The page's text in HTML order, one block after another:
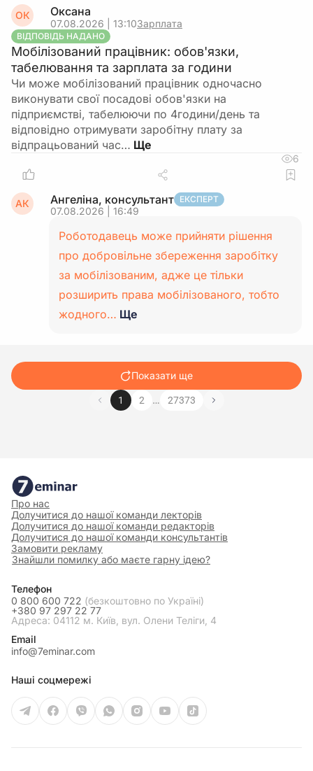
ОК Оксана
07.08.2026 | 13:10Зарплата
ВІДПОВІДЬ НАДАНО
Мобілізований працівник: обов'язки,
табелювання та зарплата за години
Чи може мобілізований працівник одночасно
виконувати свої посадові обов'язки на
підприємстві, табелюючи по 4години/день та
відповідно отримувати заробітну плату за
відпрацьований час…
6
АК Ангеліна, консультант ЕКСПЕРТ
07.08.2026 | 16:49
Роботодавець може прийняти рішення
про добровільне збереження заробітку
за мобілізованим, адже це тільки
розширить права мобілізованого, тобто
жодного… Ще
Показати ще
1 2 … 27373
Про нас
Долучитися до нашої команди лекторів
Долучитися до нашої команди редакторів
Долучитися до нашої команди консультантів
Замовити рекламу
Знайшли помилку або маєте гарну ідею?
Телефон
0 800 600 722 (безкоштовно по Україні)
+380 97 297 22 77
Адреса: 04112 м. Київ, вул. Олени Теліги, 4
Email
info@7eminar.com
Наші соцмережі